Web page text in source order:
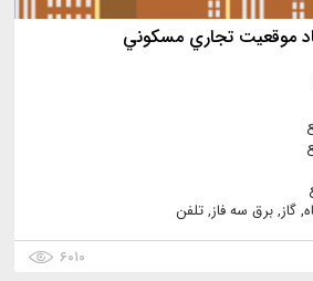
موقعيت تجاري مسكوني
برق سه فاز, تلفن
۶۰۱۰